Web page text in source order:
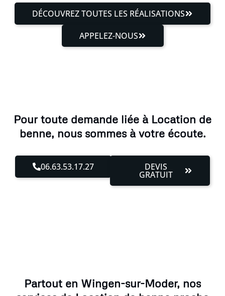
DÉCOUVREZ TOUTES LES RÉALISATIONS
APPELEZ-NOUS
Pour toute demande liée à Location de
benne, nous sommes à votre écoute.
06.63.53.17.27 DEVIS
GRATUIT
Partout en Wingen-sur-Moder, nos